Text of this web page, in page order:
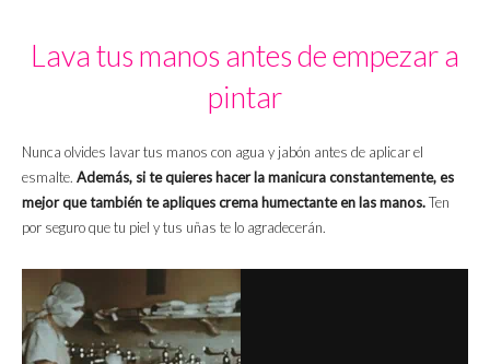
Lava tus manos antes de empezar a
pintar
Nunca olvides lavar tus manos con agua y jabón antes de aplicar el
esmalte. Además, si te quieres hacer la manicura constantemente, es
mejor que también te apliques crema humectante en las manos.Ten
por seguro que tu piel y tus uñas te lo agradecerán.